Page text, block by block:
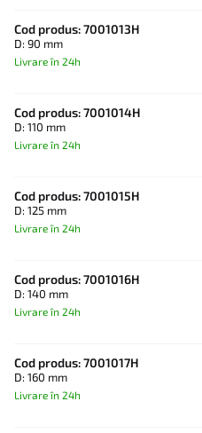
Cod produs: 7001013H
D: 90 mm
Livrare în 24h
Cod produs: 7001014H
D: 110 mm
Livrare în 24h
Cod produs: 7001015H
D: 125 mm
Livrare în 24h
Cod produs: 7001016H
D: 140 mm
Livrare în 24h
Cod produs: 7001017H
D: 160 mm
Livrare în 24h